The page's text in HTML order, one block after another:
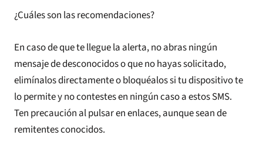
¿Cuáles son las recomendaciones?
En caso de que te llegue la alerta, no abras ningún
mensaje de desconocidos o que no hayas solicitado,
elimínalos directamente o bloquéalos si tu dispositivo te
lo permite y no contestes en ningún caso a estos SMS.
Ten precaución al pulsar en enlaces, aunque sean de
remitentes conocidos.